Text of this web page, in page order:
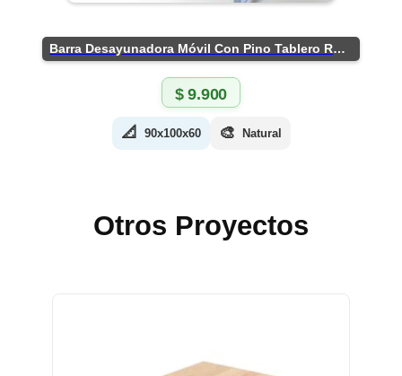
Barra Desayunadora Móvil Con Pino Tablero Rústico
$9.900
📐 90x100x60 🎨 Natural
Otros Proyectos